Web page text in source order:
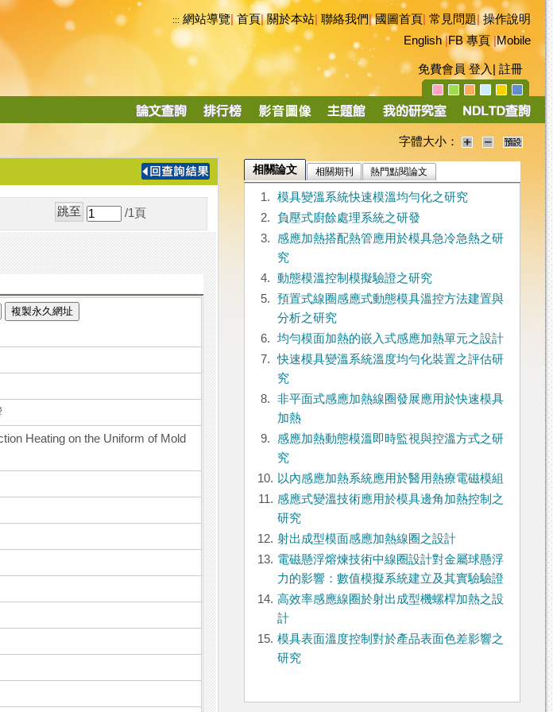
::: 網站導覽|首頁|關於本站 聯絡我們|國圖首頁 常見問題|操作說明
English|FB 專頁|Mobile
免費會員 登入 註冊
導
字體大小：
/1 頁
複製永久網址
Heating on the Uniform of Mold
相關論文 相關期刊 熱門點閱論文
1.
模具變溫系統快速模溫均勻化之研究
2.
負壓式廚餘處理系統之研發
3.
感應加熱搭配熱管應用於模具急冷急熱之研
究
4.
動態模溫控制模擬驗證之研究
5.
預置式線圈感應式動態模具溫控方法建置與
分析之研究
6.
均勻模面加熱的嵌入式感應加熱單元之設計
7. 快速模具變溫系統溫度均勻化裝置之評估研
究
8.
非平面式感應加熱線圈發展應用於快速模具
加熱
9.
感應加熱動態模溫即時監視與控溫方式之研
究
10. 以內感應加熱系統應用於醫用熱療電磁模組
11. 感應式變溫技術應用於模具邊角加熱控制之
研究
12. 射出成型模面感應加熱線圈之設計
13. 電磁懸浮熔煉技術中線圈設計對金屬球懸浮
力的影響：數值模擬系統建立及其實驗驗證
14. 高效率感應線圈於射出成型機螺桿加熱之設
計
15. 模具表面溫度控制對於產品表面色差影響之
研究